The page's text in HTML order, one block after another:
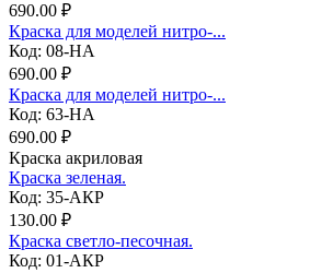
690.00 ₽
Краска для моделей нитро-...
Код: 08-НА
690.00 ₽
Краска для моделей нитро-...
Код: 63-НА
690.00 ₽
Краска акриловая
Краска зеленая.
Код: 35-АКР
130.00 ₽
Краска светло-песочная.
Код: 01-АКР